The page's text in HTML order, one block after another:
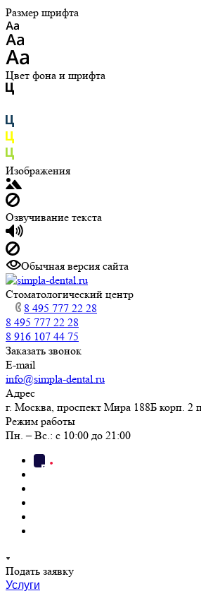
Размер шрифта
Цвет фона и шрифта
Изображения
Озвучивание текста
Обычная версия сайта
Cтоматологический центр
8 495 777 22 28
8 495 777 22 28
8 916 107 44 75
Заказать звонок
E-mail
info@simpla-dental.ru
Адрес
г. Москва, проспект Мира 188Б корп.
Режим работы
Пн. – Вс.: с 10:00 до 21:00
Подать заявку
Услуги